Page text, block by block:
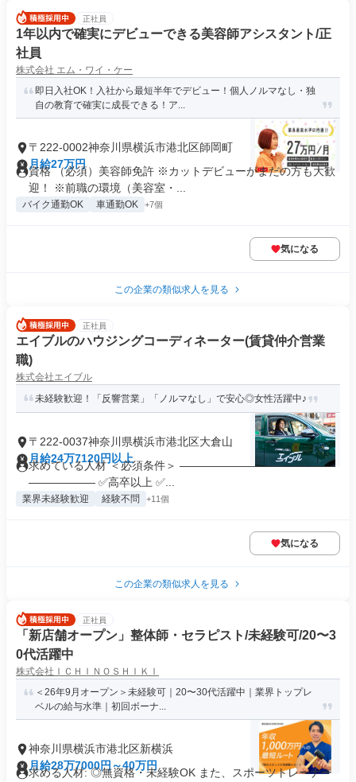
正社員
1年以内で確実にデビューできる美容師アシスタント/正
社員
株式会社 エム・ワイ・ケー
即日入社OK！入社から最短半年でデビュー！個人ノルマなし・独
自の教育で確実に成長できる！ア...
〒222-0002神奈川県横浜市港北区師岡町
月給27万円
資格 （必須）美容師免許 ※カットデビューがまだの方も大歓
迎！ ※前職の環境（美容室・...
バイク通勤OK 車通勤OK +7個
気になる
この企業の類似求人を見る
正社員
エイブルのハウジングコーディネーター(賃貸仲介営業
職)
株式会社エイブル
未経験歓迎！「反響営業」「ノルマなし」で安心◎女性活躍中♪
〒222-0037神奈川県横浜市港北区大倉山
月給24万7120円以上
求めている人材 ＜必須条件＞ ――――――――――――――
―――――― ✅高卒以上 ✅...
業界未経験歓迎 経験不問 +11個
気になる
この企業の類似求人を見る
正社員
「新店舗オープン」整体師・セラピスト/未経験可/20〜3
0代活躍中
株式会社ＩＣＨＩＮＯＳＨＩＫＩ
＜26年9月オープン＞未経験可｜20〜30代活躍中｜業界トップレ
ベルの給与水準｜初回ボーナ...
神奈川県横浜市港北区新横浜
月給28万7000円～40万円
求める人材: ◎無資格・未経験OK また、スポーツトレーナー